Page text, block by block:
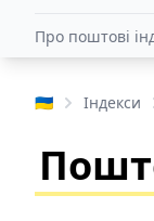
Про поштові
🇺🇦 Індекси